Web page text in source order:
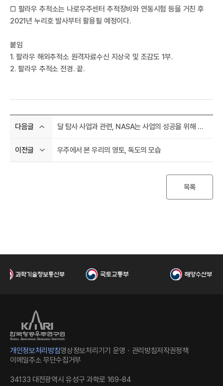
항
공
□ 팔라우 추적소는 나로우주센터 추적장비와 연동시험 등을 거친 후
2021년 누리호 발사부터 활용될 예정이다.
붙임
1. 팔라우 해외추적소 원격자료수신 지상국 및 조감도 1부.
2. 팔라우 추적소 전경. 끝.
다음글 달 탐사 사업과 관련, NASA는 사업의 성공을 위해 한국과의 협력을 지속해 나가겠다는 입장임
이전글 우주에서 본 우리의 영토, 독도의 모습
목록
개인정보처리방침영상정보처리기기 운영ㆍ관리방침저작권정책
이메일주소 무단수집거부
34133 대전광역시 유성구 과학로 169-84